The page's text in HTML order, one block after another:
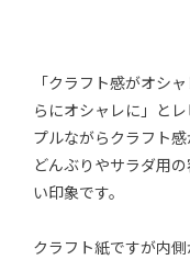
「クラフト感がオシ
らにオシャレに」と
プルながらクラフト感
どんぶりやサラダ用
い印象です。
クラフト紙ですが内